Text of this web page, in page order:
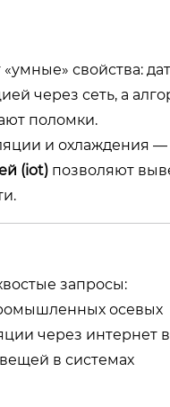
свойства:
через сеть, а
поломки.
и охлаждения —
(iot) позволяют
запросы:
осевых
через интернет
в системах